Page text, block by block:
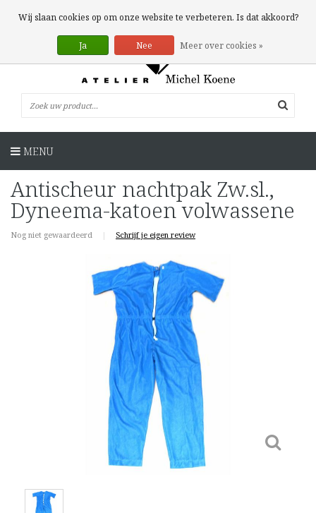
0 Artikelen
MENU
Antischeur nachtpak Zw.sl.,
Dyneema-katoen volwassene
Nog niet gewaardeerd | Schrijf je eigen review
Wij slaan cookies op om onze website te verbeteren. Is dat akkoord?
Ja Nee Meer over cookies »